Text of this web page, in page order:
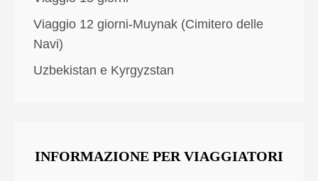
Viaggio 12 giorni-Muynak (Cimitero delle
Navi)
Uzbekistan e Kyrgyzstan
INFORMAZIONE PER VIAGGIATORI